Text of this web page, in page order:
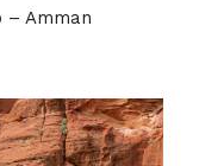
– Amman